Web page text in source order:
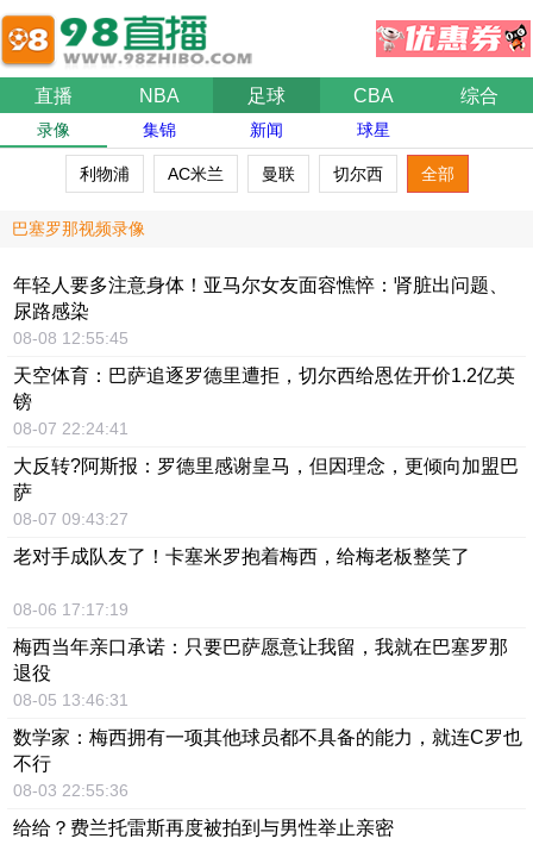
直播 NBA 足球 CBA 综合
录像 集锦 新闻 球星
利物浦 AC米兰 曼联 切尔西 全部
巴塞罗那视频录像
年轻人要多注意身体！亚马尔女友面容憔悴：肾脏出问题、
尿路感染
08-08 12:55:45
天空体育：巴萨追逐罗德里遭拒，切尔西给恩佐开价1.2亿英
镑
08-07 22:24:41
大反转?阿斯报：罗德里感谢皇马，但因理念，更倾向加盟巴
萨
08-07 09:43:27
老对手成队友了！卡塞米罗抱着梅西，给梅老板整笑了
08-06 17:17:19
梅西当年亲口承诺：只要巴萨愿意让我留，我就在巴塞罗那
退役
08-05 13:46:31
数学家：梅西拥有一项其他球员都不具备的能力，就连C罗也
不行
08-03 22:55:36
给给？费兰托雷斯再度被拍到与男性举止亲密